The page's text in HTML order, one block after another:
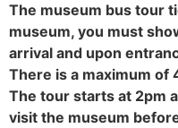
The museum bus tour
museum, you must
arrival and upon
There is a maximum of
The tour starts at 2pm
visit the museum